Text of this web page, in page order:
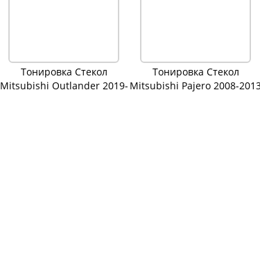
Тонировка Стекол
Mitsubishi Outlander 2019-
Тонировка Стекол
Mitsubishi Pajero 2008-